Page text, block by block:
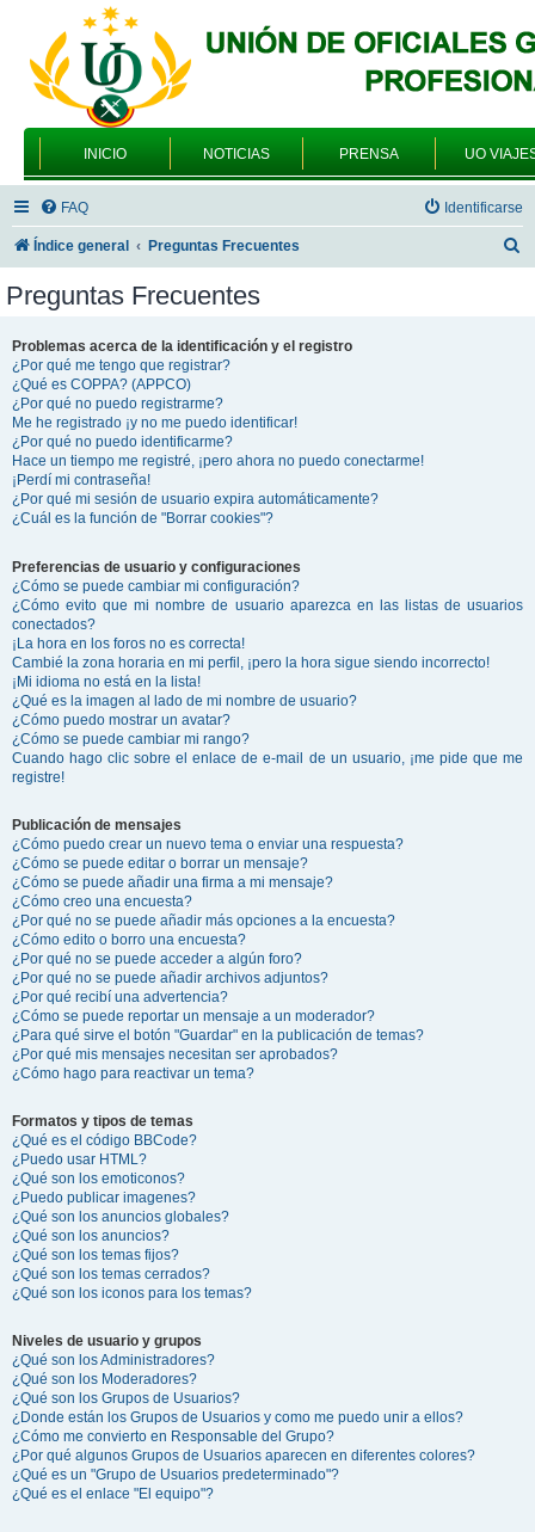
INICIO NOTICIAS PRENSA UO
FAQ Identificarse
Índice general Preguntas Frecuentes
Preguntas Frecuentes
Problemas acerca de la identificación y el registro
¿Por qué me tengo que registrar?
¿Qué es COPPA? (APPCO)
¿Por qué no puedo registrarme?
Me he registrado ¡y no me puedo identificar!
¿Por qué no puedo identificarme?
Hace un tiempo me registré, ¡pero ahora no puedo conectarme!
¡Perdí mi contraseña!
¿Por qué mi sesión de usuario expira automáticamente?
¿Cuál es la función de "Borrar cookies"?
Preferencias de usuario y configuraciones
¿Cómo se puede cambiar mi configuración?
¿Cómo evito que mi nombre de usuario aparezca en las listas de usuarios
conectados?
¡La hora en los foros no es correcta!
Cambié la zona horaria en mi perfil, ¡pero la hora sigue siendo incorrecto!
¡Mi idioma no está en la lista!
¿Qué es la imagen al lado de mi nombre de usuario?
¿Cómo puedo mostrar un avatar?
¿Cómo se puede cambiar mi rango?
Cuando hago clic sobre el enlace de e-mail de un usuario, ¡me pide que me
registre!
Publicación de mensajes
¿Cómo puedo crear un nuevo tema o enviar una respuesta?
¿Cómo se puede editar o borrar un mensaje?
¿Cómo se puede añadir una firma a mi mensaje?
¿Cómo creo una encuesta?
¿Por qué no se puede añadir más opciones a la encuesta?
¿Cómo edito o borro una encuesta?
¿Por qué no se puede acceder a algún foro?
¿Por qué no se puede añadir archivos adjuntos?
¿Por qué recibí una advertencia?
¿Cómo se puede reportar un mensaje a un moderador?
¿Para qué sirve el botón "Guardar" en la publicación de temas?
¿Por qué mis mensajes necesitan ser aprobados?
¿Cómo hago para reactivar un tema?
Formatos y tipos de temas
¿Qué es el código BBCode?
¿Puedo usar HTML?
¿Qué son los emoticonos?
¿Puedo publicar imagenes?
¿Qué son los anuncios globales?
¿Qué son los anuncios?
¿Qué son los temas fijos?
¿Qué son los temas cerrados?
¿Qué son los iconos para los temas?
Niveles de usuario y grupos
¿Qué son los Administradores?
¿Qué son los Moderadores?
¿Qué son los Grupos de Usuarios?
¿Donde están los Grupos de Usuarios y como me puedo unir a ellos?
¿Cómo me convierto en Responsable del Grupo?
¿Por qué algunos Grupos de Usuarios aparecen en diferentes colores?
¿Qué es un "Grupo de Usuarios predeterminado"?
¿Qué es el enlace "El equipo"?